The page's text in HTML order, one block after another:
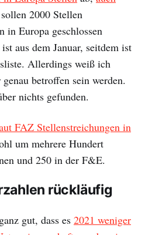
2000 Stellen
in Europa geschlossen
aus dem Januar, seitdem ist
Allerdings weiß ich
betroffen sein werden.
nichts gefunden.
FAZ Stellenstreichungen in
um mehrere Hundert
und 250 in der F&E.
rückläufig
gut, dass es 2021 weniger